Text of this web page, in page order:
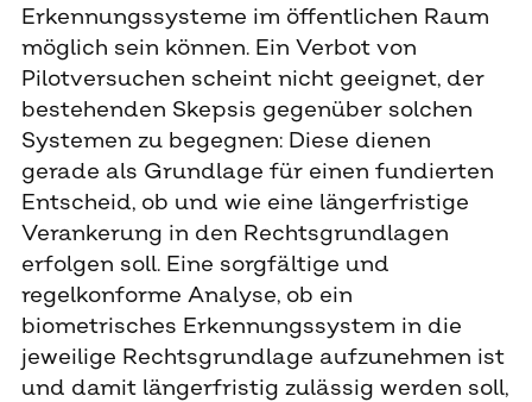
Erkennungssysteme im öffentlichen Raum
möglich sein können. Ein Verbot von
Pilotversuchen scheint nicht geeignet, der
bestehenden Skepsis gegenüber solchen
Systemen zu begegnen: Diese dienen
gerade als Grundlage für einen fundierten
Entscheid, ob und wie eine längerfristige
Verankerung in den Rechtsgrundlagen
erfolgen soll. Eine sorgfältige und
regelkonforme Analyse, ob ein
biometrisches Erkennungssystem in die
jeweilige Rechtsgrundlage aufzunehmen ist
und damit längerfristig zulässig werden soll,